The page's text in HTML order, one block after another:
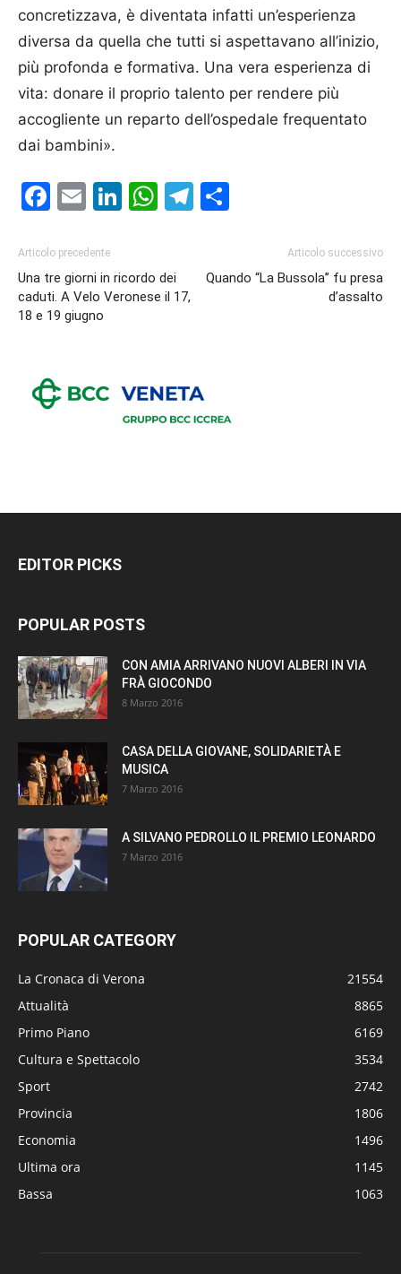
concretizzava, è diventata infatti un’esperienza
diversa da quella che tutti si aspettavano all’inizio,
più profonda e formativa. Una vera esperienza di
vita: donare il proprio talento per rendere più
accogliente un reparto dell’ospedale frequentato
dai bambini».
Facebook
EmailLinkedIn
WhatsApp
Telegram
Articolo precedente
Una tre giorni in ricordo dei
caduti. A Velo Veronese il 17,
18 e 19 giugno
Articolo successivo
Quando “La Bussola’’ fu presa
d’assalto
EDITOR PICKS
POPULAR POSTS
CON AMIA ARRIVANO NUOVI ALBERI IN VIA
FRÀ GIOCONDO
8 Marzo 2016
CASA DELLA GIOVANE, SOLIDARIETÀ E
MUSICA
7 Marzo 2016
A SILVANO PEDROLLO IL PREMIO LEONARDO
7 Marzo 2016
POPULAR CATEGORY
La Cronaca di Verona
21554
Attualità
8865
Primo Piano
6169
Cultura e Spettacolo
3534
Sport
2742
Provincia
1806
Economia
1496
Ultima ora
1145
Bassa
1063